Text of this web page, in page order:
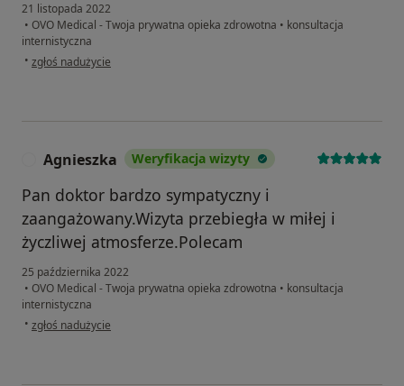
21 listopada 2022
• OVO Medical - Twoja prywatna opieka zdrowotna • konsultacja
internistyczna
• w opinii użytkownika Pacjent
zgłoś nadużycie
Agnieszka Weryfikacja wizyty
Pan doktor bardzo sympatyczny i
zaangażowany.Wizyta przebiegła w miłej i
życzliwej atmosferze.Polecam
25 października 2022
• OVO Medical - Twoja prywatna opieka zdrowotna • konsultacja
internistyczna
• w opinii użytkownika Agnieszka
zgłoś nadużycie